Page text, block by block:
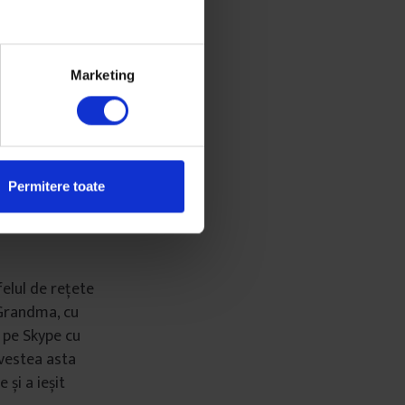
Marketing
Permitere toate
și când pur și
frumos
Să coacem
de rețete
cu
Skype cu
asta
și a ieșit